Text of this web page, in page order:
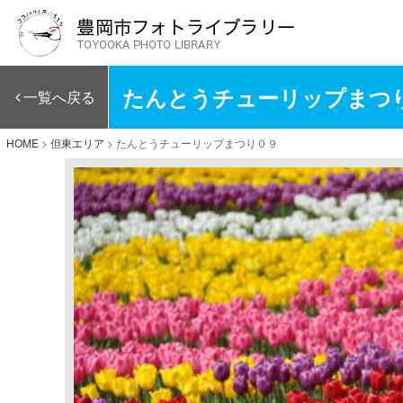
一覧へ戻る たんとうチューリップまつ
HOME > 但東エリア > たんとうチューリップまつり０９